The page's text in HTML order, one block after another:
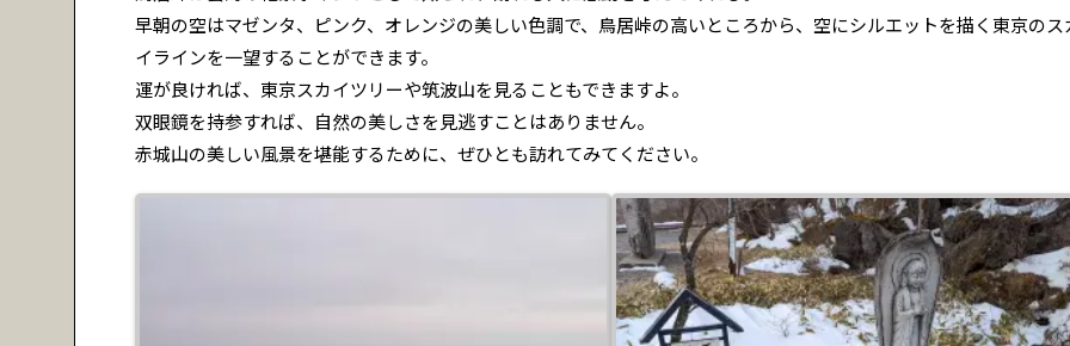
早朝の空はマゼンタ、ピンク、オレンジの美しい色調で、鳥居峠の高いところから、空にシルエットを描く東京のス
イラインを一望することができます。
運が良ければ、東京スカイツリーや筑波山を見ることもできますよ。
双眼鏡を持参すれば、自然の美しさを見逃すことはありません。
赤城山の美しい風景を堪能するために、ぜひとも訪れてみてください。